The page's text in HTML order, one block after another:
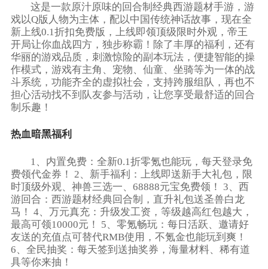
这是一款原汁原味的回合制经典西游题材手游，游
戏以Q版人物为主体，配以中国传统神话故事，现在全
新上线0.1折扣免费版，上线即领顶级限时外观，帝王
开局让你血战四方，独步称霸！除了丰厚的福利，还有
华丽的游戏品质，刺激惊险的副本玩法，便捷智能的操
作模式，游戏有主角、宠物、仙童、坐骑等为一体的战
斗系统，功能齐全的虚拟社会，支持跨服组队，再也不
担心活动找不到队友参与活动，让您享受最舒适的回合
制乐趣！
热血暗黑福利
1、内置免费：全新0.1折零氪也能玩，每天登录免
费领代金券！ 2、新手福利：上线即送新手大礼包，限
时顶级外观、神兽三选一、68888元宝免费领！ 3、西
游回合：西游题材经典回合制，直升礼包送圣兽白龙
马！ 4、万元真充：升级发工资，等级越高红包越大，
最高可领10000元！ 5、零氪畅玩：每日活跃、邀请好
友送的充值点可替代RMB使用，不氪金也能玩到爽！
6、全民抽奖：每天签到送抽奖券，海量材料、稀有道
具等你来抽！